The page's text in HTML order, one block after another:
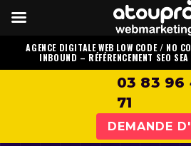
AGENCE DIGITALE WEB LOW CODE / NO
INBOUND – RÉFÉRENCEMENT SEO
03 83 96
71
DEMANDE